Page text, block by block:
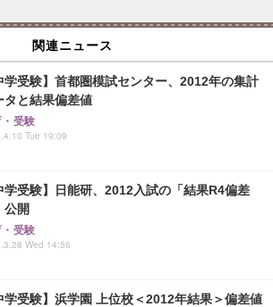
関連ニュース
学受験】首都圏模試センター、2012年の集計
タと結果偏差値
受験
Tue 19:09
学受験】日能研、2012入試の「結果R4偏差
公開
受験
Wed 14:56
学受験】浜学園 上位校＜2012年結果＞偏差値